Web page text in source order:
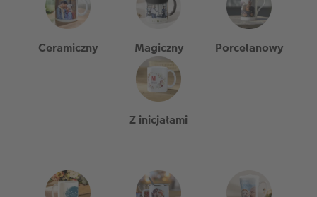
Ceramiczny Magiczny Porcelanowy
Z inicjałami